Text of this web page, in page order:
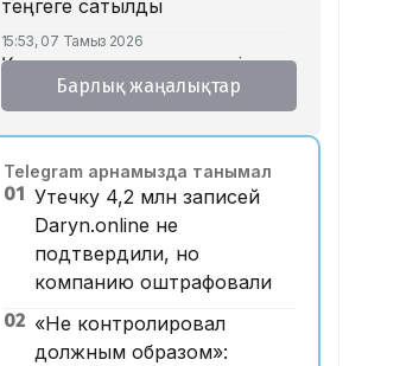
теңгеге сатылды
15:53, 07 Тамыз 2026
Қазақстанда аукцион өткізу
тәртібі өзгертілмек: кепілдік
Мемлекеттік грант
иегерлерінің тізімі
жарияланды: 75 мыңнан
астам талапкер тегін білім
алады
14:45, 07 Тамыз 2026
Ұлттық валютаны инфляция
Барлық жаңалықтар
Telegram арнамызда танымал
01 Утечку 4,2 млн записей
Daryn.online не
подтвердили, но
компанию оштрафовали
02 «Не контролировал
должным образом»: